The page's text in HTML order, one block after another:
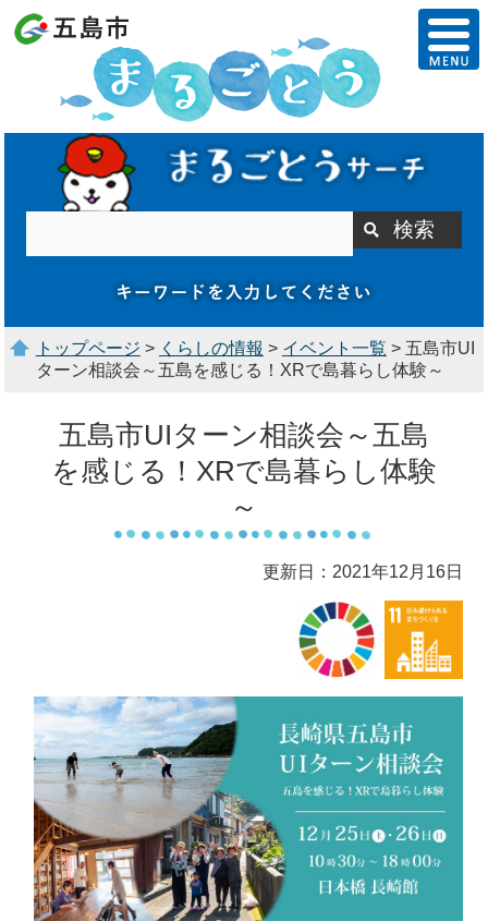
トップページ > くらしの情報 > イベント一覧 > 五島市UI
ターン相談会～五島を感じる！XRで島暮らし体験～
五島市UIターン相談会～五島
を感じる！XRで島暮らし体験
～
更新日：2021年12月16日